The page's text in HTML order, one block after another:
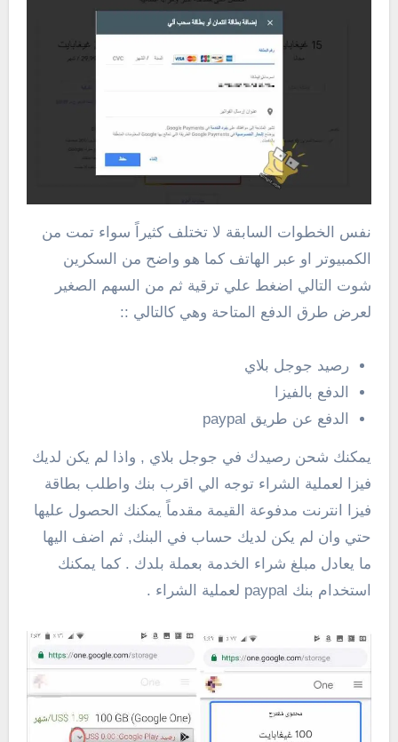
نفس الخطوات السابقة لا تختلف كثيراً سواء تمت من
الكمبيوتر او عبر الهاتف كما هو واضح من السكرين
شوت التالي اضغط علي ترقية ثم من السهم الصغير
لعرض طرق الدفع المتاحة وهي كالتالي ::
رصيد جوجل بلاي
الدفع بالفيزا
الدفع عن طريق paypal
يمكنك شحن رصيدك في جوجل بلاي , واذا لم يكن لديك
فيزا لعملية الشراء توجه الي اقرب بنك واطلب بطاقة
فيزا انترنت مدفوعة القيمة مقدماً يمكنك الحصول عليها
حتي وان لم يكن لديك حساب في البنك, ثم اضف اليها
ما يعادل مبلغ شراء الخدمة بعملة بلدك . كما يمكنك
استخدام بنك paypal لعملية الشراء .